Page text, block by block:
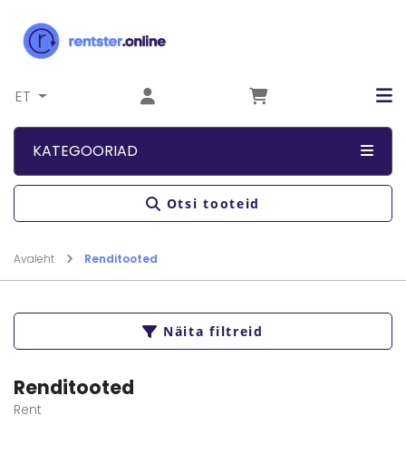
ET
KATEGOORIAD
Otsi tooteid
Avaleht Renditooted
Näita filtreid
Renditooted
Rent